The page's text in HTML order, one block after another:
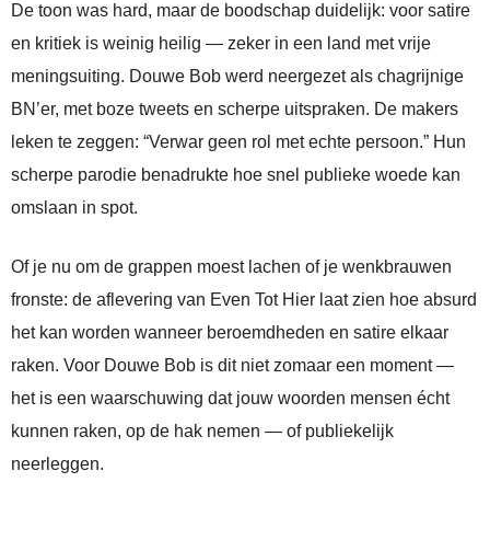
De toon was hard, maar de boodschap duidelijk: voor satire
en kritiek is weinig heilig — zeker in een land met vrije
meningsuiting. Douwe Bob werd neergezet als chagrijnige
BN’er, met boze tweets en scherpe uitspraken. De makers
leken te zeggen: “Verwar geen rol met echte persoon.” Hun
scherpe parodie benadrukte hoe snel publieke woede kan
omslaan in spot.
Of je nu om de grappen moest lachen of je wenkbrauwen
fronste: de aflevering van Even Tot Hier laat zien hoe absurd
het kan worden wanneer beroemdheden en satire elkaar
raken. Voor Douwe Bob is dit niet zomaar een moment —
het is een waarschuwing dat jouw woorden mensen écht
kunnen raken, op de hak nemen — of publiekelijk
neerleggen.